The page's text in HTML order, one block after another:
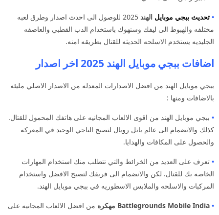
• تحديث ببجي موبايل الهند
2025 للوصول الى احدث اصدار وطرق لعبه
مختلفه والهبوط الى ليفك وسنهوك باستخدام الدب القطبي والعاصفه
الجليديه يستخدم الاسلحه الحديثه للقتال بطريقه امنه.
اضافات ببجي موبايل الهند 2025 اخر اصدار
ببجي موبايل الهند من افضل الاصدارات المعدله من الاصدار الاصلي مليئه
بالاضافات ومنها :
• ببجي موبايل الهند من اقوى الالعاب المجانيه على هاتفك المحمول للقتال.
كذلك والانضمام الى عالم باتل رويال لتصبح الناجي الوحيد في المعركه
والحصول على المكافات والهدايا.
• تعرف على العديد من الخرائط والتي تتطلب منك استخدام المهارات
الخاصه بك للقتال. لكن والانضمام الى فريقك لتصبح الافضل واستخدام
المركبات والاسلحه والملابس الاسطوريه في ببجي موبايل الهند.
• Battlegrounds Mobile India مهكره
من افضل الالعاب المجانيه على